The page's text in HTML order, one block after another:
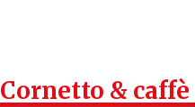
Cornetto & caffè